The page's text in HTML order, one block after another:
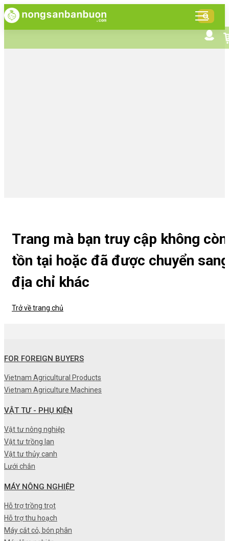
MỤC
Trang mà bạn truy cập không còn
tồn tại hoặc đã được chuyển sang
địa chỉ khác
Trở về trang chủ
FOR FOREIGN BUYERS
Vietnam Agricultural Products
Vietnam Agriculture Machines
VẬT TƯ - PHỤ KIỆN
Vật tư nông nghiệp
Vật tư trồng lan
Vật tư thủy canh
Lưới chắn
MÁY NÔNG NGHIỆP
Hỗ trợ trồng trọt
Hỗ trợ thu hoạch
Máy cắt cỏ, bón phân